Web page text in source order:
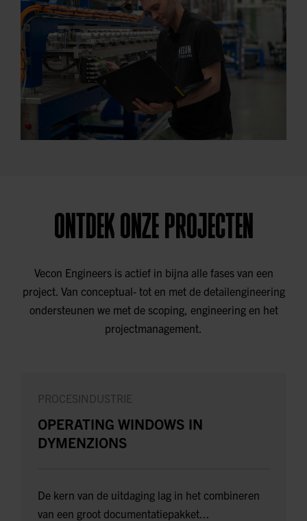
ONTDEK ONZE PROJECTEN
Vecon Engineers is actief in bijna alle fases van een
project. Van conceptual- tot en met de detailengineering
ondersteunen we met de scoping, engineering en het
projectmanagement.
PROCESINDUSTRIE
OPERATING WINDOWS IN
DYMENZIONS
De kern van de uitdaging lag in het combineren
van een groot documentatiepakket...